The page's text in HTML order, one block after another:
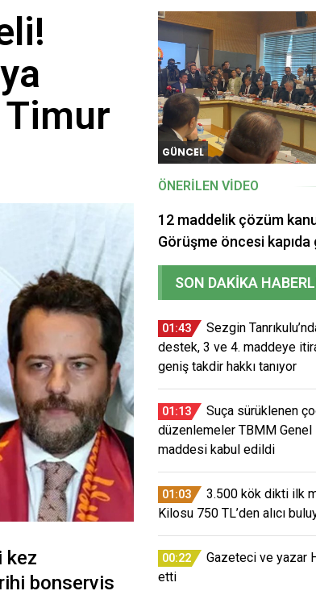
Timur
kez
bonservis
GÜNCEL
ÖNERILEN VIDEO
12 maddelik çözüm
Görüşme öncesi kapıda
SON DAKIKA
01:43
Sezgin
destek, 3 ve 4. maddeye
geniş takdir hakkı tanıyor
01:13
Suça sürüklenen
düzenlemeler TBMM Genel
maddesi kabul edildi
01:03
3.500 kök dikti ilk
Kilosu 750 TL’den alıcı
00:22
Gazeteci ve yazar
etti